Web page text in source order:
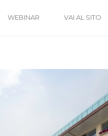
WEBINAR VAI AL SITO